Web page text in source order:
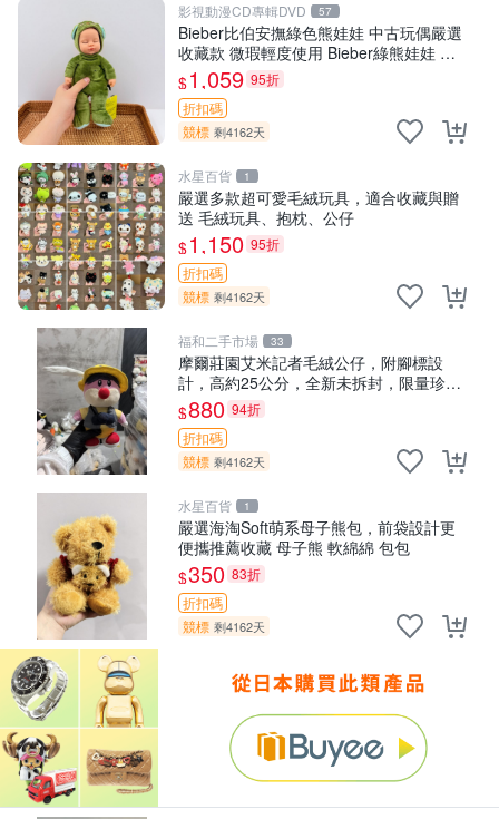
影視動漫CD專輯DVD 57
Bieber比伯安撫綠色熊娃娃 中古玩偶嚴選
收藏款 微瑕輕度使用 Bieber綠熊娃娃 中
古玩偶 微瑕
$1,059 95折
折扣碼
競標 剩4162天
水星百貨 1
嚴選多款超可愛毛絨玩具，適合收藏與贈
送 毛絨玩具、抱枕、公仔
$1,150 95折
折扣碼
競標 剩4162天
福和二手市場 33
摩爾莊園艾米記者毛絨公仔，附腳標設
計，高約25公分，全新未拆封，限量珍
藏。艾米記者 毛絨公仔 超萌玩偶
$880 94折
折扣碼
競標 剩4162天
水星百貨 1
嚴選海淘Soft萌系母子熊包，前袋設計更
便攜推薦收藏 母子熊 軟綿綿 包包
$350 83折
折扣碼
競標 剩4162天